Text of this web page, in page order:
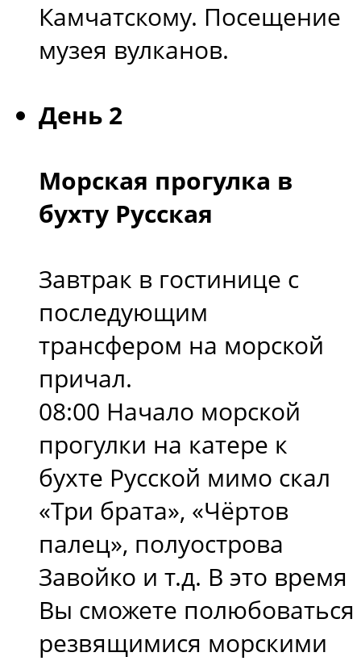
Камчатскому. Посещение
музея вулканов.
День 2
Морская прогулка в
бухту Русская
Завтрак в гостинице с
последующим
трансфером на морской
причал.
08:00 Начало морской
прогулки на катере к
бухте Русской мимо скал
«Три брата», «Чёртов
палец», полуострова
Завойко и т.д. В это время
Вы сможете полюбоваться
резвящимися морскими